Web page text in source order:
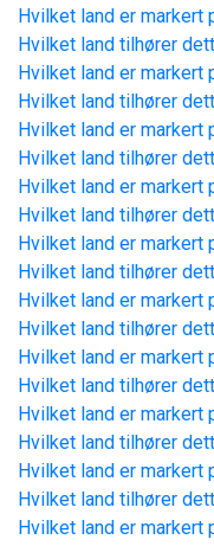
Hvilket land er markert
Hvilket land tilhører
Hvilket land er markert
Hvilket land tilhører
Hvilket land er markert
Hvilket land tilhører
Hvilket land er markert
Hvilket land tilhører
Hvilket land er markert
Hvilket land tilhører
Hvilket land er markert
Hvilket land tilhører
Hvilket land er markert
Hvilket land tilhører
Hvilket land er markert
Hvilket land tilhører
Hvilket land er markert
Hvilket land tilhører
Hvilket land er markert